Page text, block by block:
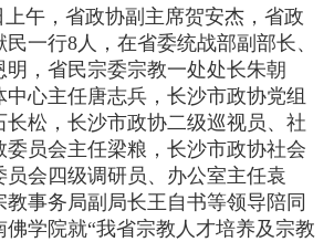
上午，省政协副主席贺安杰，省政
民一行8人，在省委统战部副部长、
明，省民宗委宗教一处处长朱朝
中心主任唐志兵，长沙市政协党组
长松，长沙市政协二级巡视员、社
委员会主任梁粮，长沙市政协社会
员会四级调研员、办公室主任袁
教事务局副局长王自书等领导陪同
学院就“我省宗教人才培养及宗教